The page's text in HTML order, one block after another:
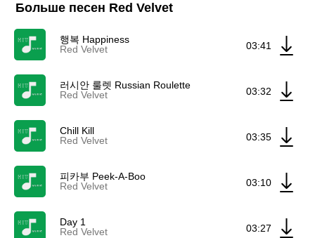
Больше песен Red Velvet
행복 Happiness
Red Velvet
03:41
러시안 룰렛 Russian Roulette
Red Velvet
03:32
Chill Kill
Red Velvet
03:35
피카부 Peek-A-Boo
Red Velvet
03:10
Day 1
Red Velvet
03:27